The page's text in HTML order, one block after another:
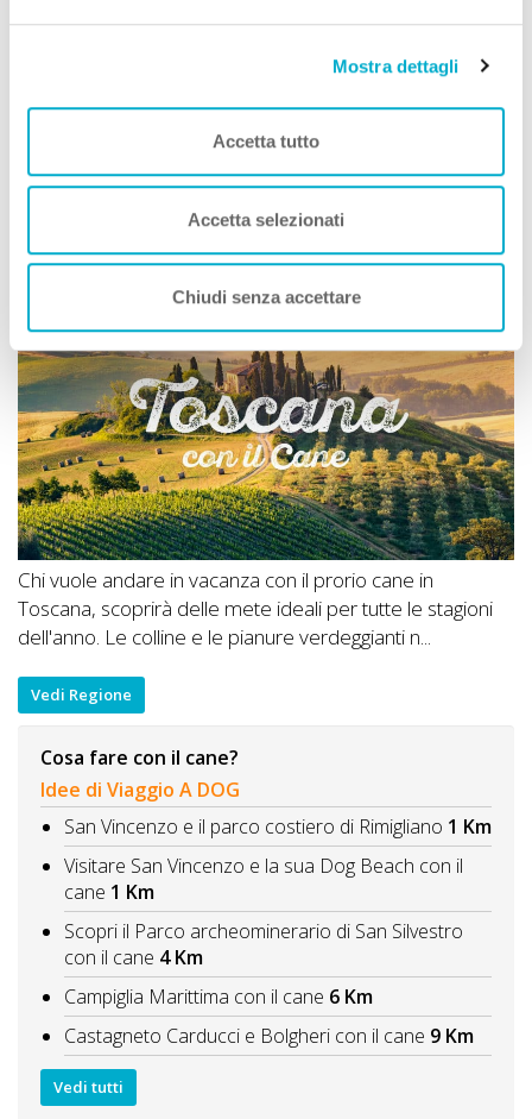
Mostra dettagli
Accetta tutto
Accetta selezionati
Chiudi senza accettare
OpenStreetMap
Social della Struttura
Toscana A DOG
Chi vuole andare in vacanza con il prorio cane in
Toscana, scoprirà delle mete ideali per tutte le stagioni
dell'anno. Le colline e le pianure verdeggianti n...
Vedi Regione
Cosa fare con il cane?
Idee di Viaggio A DOG
San Vincenzo e il parco costiero di Rimigliano 1 Km
Visitare San Vincenzo e la sua Dog Beach con il
cane 1 Km
Scopri il Parco archeominerario di San Silvestro
con il cane 4 Km
Campiglia Marittima con il cane 6 Km
Castagneto Carducci e Bolgheri con il cane 9 Km
Vedi tutti